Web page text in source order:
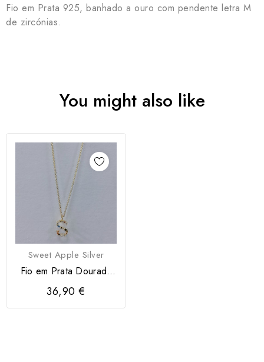
Fio em Prata 925, banhado a ouro com pendente letra M
de zircónias.
You might also like
Sweet Apple Silver
Fio em Prata Dourada
925 Letra S com...
36,90 €